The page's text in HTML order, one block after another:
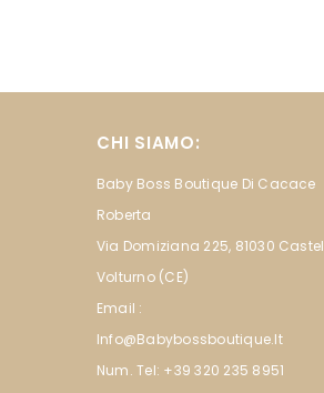
CHI SIAMO:
Baby Boss Boutique Di Cacace
Roberta
Via Domiziana 225, 81030 Castel
Volturno (CE)
Email :
Info@babybossboutique.it
Num. Tel: +39 320 235 8951